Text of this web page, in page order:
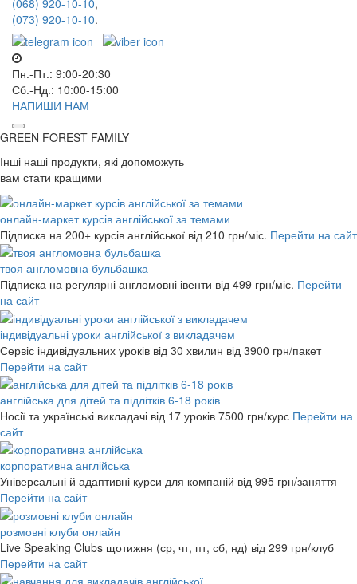
(068) 920-10-10,
(073) 920-10-10.
Пн.-Пт.: 9:00-20:30
Сб.-Нд.: 10:00-15:00
НАПИШИ НАМ
GREEN FOREST FAMILY
Інші наші продукти, які допоможуть
вам стати кращими
онлайн-маркет курсів англійської за темами
Підписка на 200+ курсів англійської від 210 грн/міс. Перейти на сайт
твоя англомовна бульбашка
Підписка на регулярні англомовні івенти від 499 грн/міс. Перейти
на сайт
індивідуальні уроки англійської з викладачем
Сервіс індивідуальних уроків від 30 хвилин від 3900 грн/пакет
Перейти на сайт
англійська для дітей та підлітків 6-18 років
Носії та українські викладачі від 17 уроків 7500 грн/курс Перейти на
сайт
корпоративна англійська
Універсальні й адаптивні курси для компаній від 995 грн/заняття
Перейти на сайт
розмовні клуби онлайн
Live Speaking Clubs щотижня (ср, чт, пт, сб, нд) від 299 грн/клуб
Перейти на сайт